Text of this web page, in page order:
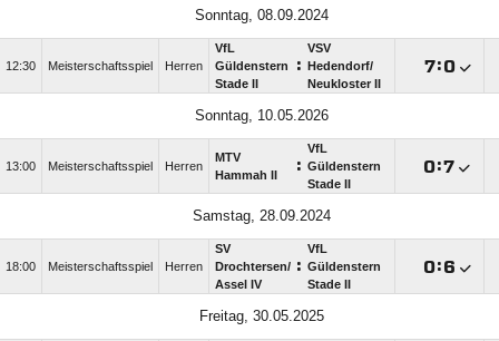
Sonntag, 08.09.2024
12:30 Meisterschaftsspiel Herren
VfL
Güldenstern
Stade II
:
VSV
Hedendorf/​
Neukloster II
:
Sonntag, 10.05.2026
13:00 Meisterschaftsspiel Herren
MTV
Hammah II
:
VfL
Güldenstern
Stade II
:
Samstag, 28.09.2024
18:00 Meisterschaftsspiel Herren
SV
Drochtersen/​
Assel IV
:
VfL
Güldenstern
Stade II
:
Freitag, 30.05.2025